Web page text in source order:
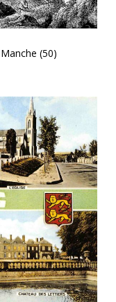
(50)